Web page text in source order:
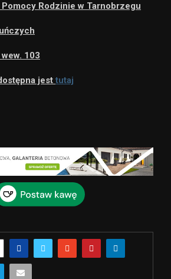
Rodzinie w Tarnobrzegu
103
jest tutaj